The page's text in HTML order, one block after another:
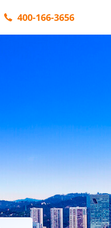
400-166-3656